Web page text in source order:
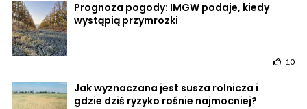
Prognoza pogody: IMGW podaje, kiedy
wystąpią przymrozki
10
Jak wyznaczana jest susza rolnicza i
gdzie dziś ryzyko rośnie najmocniej?